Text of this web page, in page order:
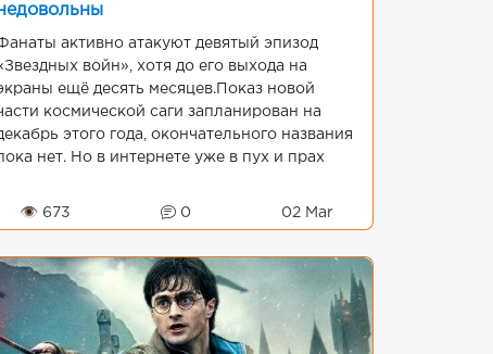
активно атакуют девятый эпизод
войн», хотя до его выхода на
ещё десять месяцев.Показ новой
космической саги запланирован на
этого года, окончательного названия
нет. Но в интернете уже в пух и прах
👁 673 0 02 Mar